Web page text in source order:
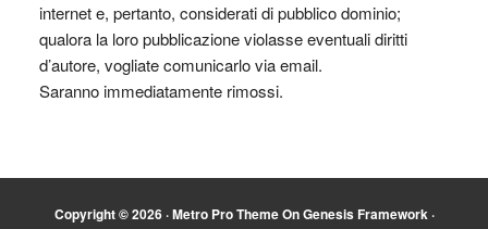
internet e, pertanto, considerati di pubblico dominio;
qualora la loro pubblicazione violasse eventuali diritti
d’autore, vogliate comunicarlo via email.
Saranno immediatamente rimossi.
Copyright © 2026 ·Metro Pro ThemeOnGenesis Framework·